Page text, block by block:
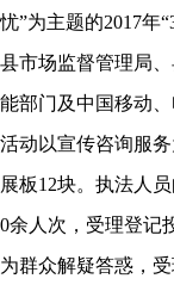
”为主题的2017年“
市场监督管理局
部门及中国移动
活动以宣传咨询服
板12块。执法人
余人次，受理登记
群众解疑答惑，